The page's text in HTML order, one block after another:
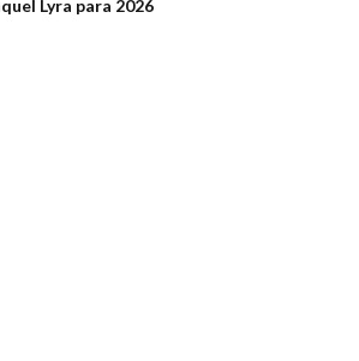
Lyra para 2026